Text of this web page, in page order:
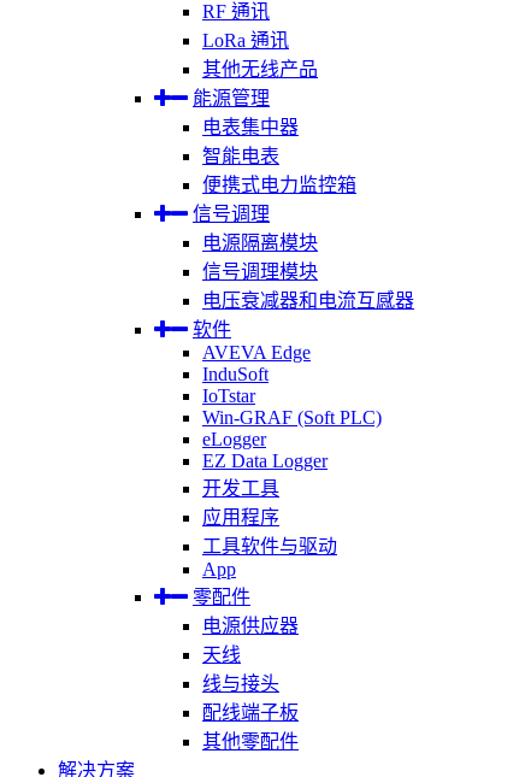
RF 通讯
LoRa 通讯
其他无线产品
能源管理
电表集中器
智能电表
便携式电力监控箱
信号调理
电源隔离模块
信号调理模块
电压衰减器和电流互感器
软件
AVEVA Edge
InduSoft
IoTstar
Win-GRAF (Soft PLC)
eLogger
EZ Data Logger
开发工具
应用程序
工具软件与驱动
App
零配件
电源供应器
天线
线与接头
配线端子板
其他零配件
解决方案